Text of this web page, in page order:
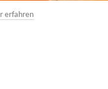
erfahren